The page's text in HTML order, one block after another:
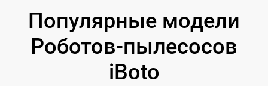
Популярные модели
Роботов-пылесосов
iBoto